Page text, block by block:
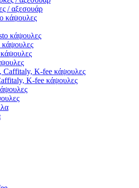
/ αξεσουάρ
κάψουλες
K-fee κάψουλες